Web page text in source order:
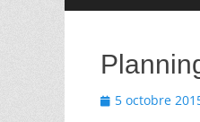
Posted
5 octobre